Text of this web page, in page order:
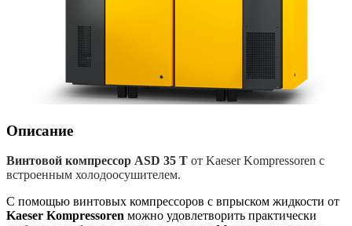
Описание
Винтовой компрессор ASD 35 T от Kaeser Kompressoren с
встроенным холодоосушителем.
С помощью винтовых компрессоров с впрыском жидкости от
Kaeser Kompressoren можно удовлетворить практически